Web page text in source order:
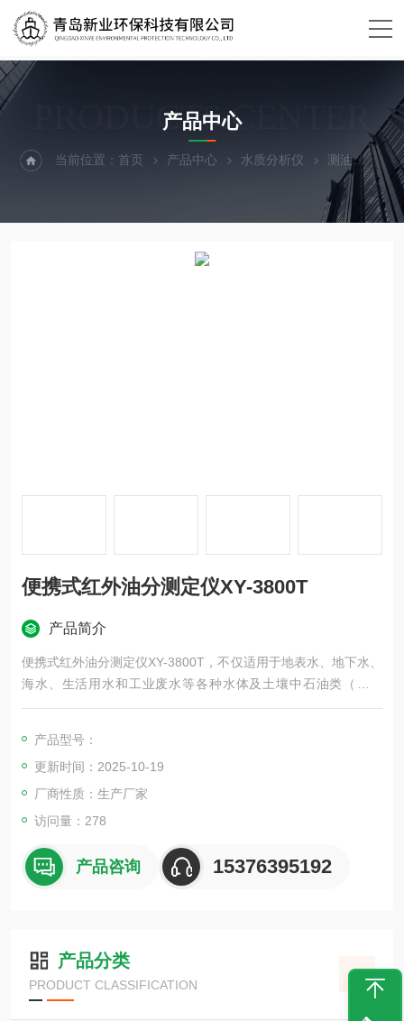
PRODUCTS CENTER
产品中心
当前位置：首页 产品中心 水质分析仪 测油 便
便携式红外油分测定仪XY-3800T
产品简介
便携式红外油分测定仪XY-3800T，不仅适用于地表水、地下水、
海水、生活用水和工业废水等各种水体及土壤中石油类（矿物
油）、动植物油及总油含量的监测，同时也是烟气(饮食行业油
度检测及含各种不同C-H键有机物总量和分量的测量。
产品型号：
更新时间：2025-10-19
厂商性质：生产厂家
访问量：278
产品咨询 15376395192
产品分类
PRODUCT CLASSIFICATION